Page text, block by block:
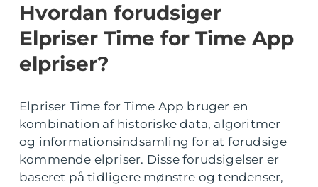
Hvordan forudsiger
Elpriser Time for Time App
elpriser?
Elpriser Time for Time App bruger en
kombination af historiske data, algoritmer
og informationsindsamling for at forudsige
kommende elpriser. Disse forudsigelser er
baseret på tidligere mønstre og tendenser,